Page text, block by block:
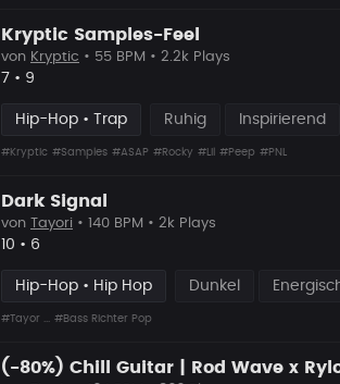
Kryptic Samples-Feel
von Kryptic • 55 BPM • 2.2k Plays
Likes
7 • Vorgeschlagen
9
Hip-Hop • Trap Ruhig Inspirierend
#Kryptic #Samples #ASAP #Rocky #Lil #Peep #PNL
Dark Signal
von Tayori • 140 BPM • 2k Plays
Likes
10 • Vorgeschlagen
6
Hip-Hop • Hip Hop Dunkel
#Tayor ... #Bass Richter Pop
(-80%) Chill Guitar | Rod Wave x